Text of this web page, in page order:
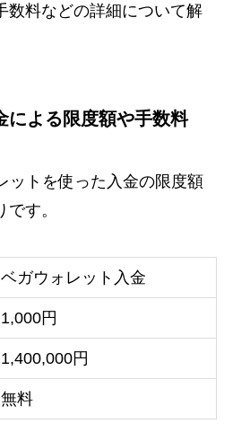
数料などの詳細について解
による限度額や手数料
ットを使った入金の限度額
す。
ベガウォレット入金
1,000円
1,400,000円
無料